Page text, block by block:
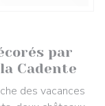
par
Cadente
des vacances